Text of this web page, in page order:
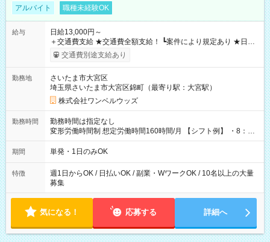
アルバイト 職種未経験OK
給与
日給13,000円～
＋交通費支給 ★交通費全額支給！ ┗案件により規定あり ★日払
いOK！（規定あり） ┗働いたその日に現金GET♪ お仕事後はコ
ンビニATMから 日払い分を引き落とせます！ 【試用期間】試
交通費別途支給あり
勤務地
さいたま市大宮区
埼玉県さいたま市大宮区錦町（最寄り駅：大宮駅）
株式会社ワンベルウッズ
勤務時間
勤務時間は指定なし
変形労働時間制 想定労働時間160時間/月 【シフト例】 ・8：00
～21：00
期間 単発・1日のみOK
特徴
週1日からOK / 日払いOK / 副業・WワークOK / 10名以上の大量
募集
気になる！ 応募する 詳細へ